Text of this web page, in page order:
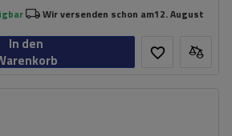
Wir versenden schon am12. August
In den